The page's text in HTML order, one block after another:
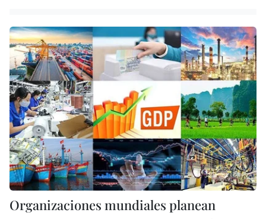
Organizaciones mundiales planean